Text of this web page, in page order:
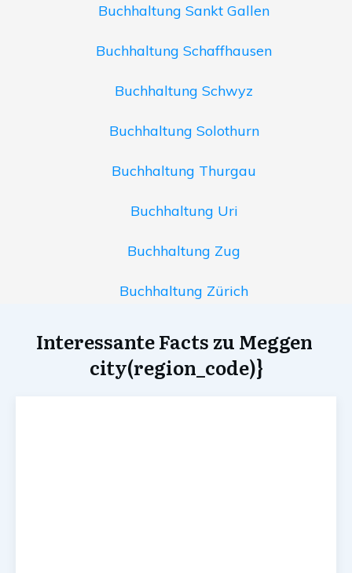
Buchhaltung Sankt Gallen
Buchhaltung Schaffhausen
Buchhaltung Schwyz
Buchhaltung Solothurn
Buchhaltung Thurgau
Buchhaltung Uri
Buchhaltung Zug
Buchhaltung Zürich
Interessante Facts zu Meggen
city(region_code)}